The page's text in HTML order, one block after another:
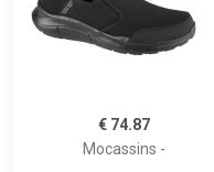
€ 74.87
Mocassins -